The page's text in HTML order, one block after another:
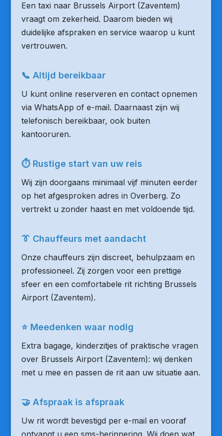
Een taxi naar Brussels Airport (Zaventem)
vraagt om zekerheid. Daarom bieden wij
duidelijke afspraken en service waarop u kunt
vertrouwen.
📞 Altijd bereikbaar
U kunt online reserveren en contact opnemen
via WhatsApp of e-mail. Daarnaast zijn wij
telefonisch bereikbaar, ook buiten
kantooruren.
⏱ Rustige start van uw reis
Wij zijn doorgaans minimaal vijf minuten eerder
op het afgesproken adres in Overberg. Zo
vertrekt u zonder haast en met voldoende tijd.
👔 Chauffeurs met aandacht
Onze chauffeurs zijn discreet, behulpzaam en
professioneel. Zij zorgen voor een prettige
sfeer en een comfortabele rit richting Brussels
Airport (Zaventem).
⭐ Meedenken waar nodig
Extra bagage, kinderzitjes of praktische vragen
over Brussels Airport (Zaventem): wij denken
met u mee en passen de rit aan uw situatie aan.
🤝 Afspraak is afspraak
Uw rit wordt bevestigd per e-mail en vooraf
ontvangt u een sms-herinnering. Wij doen wat